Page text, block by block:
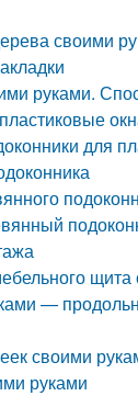
своими
руками.
для
—
своими
руками